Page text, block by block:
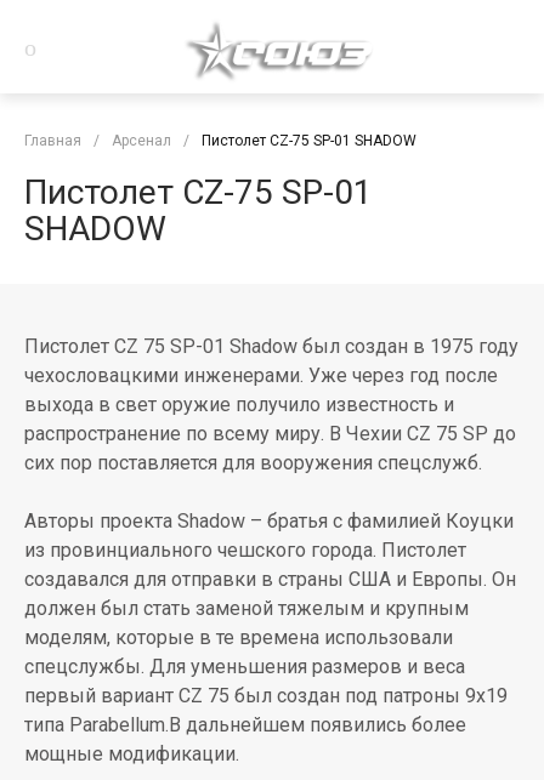
Главная / Арсенал / Пистолет CZ-75 SP-01 SHADOW
Пистолет CZ-75 SP-01
SHADOW
Пистолет СZ 75 SP-01 Shadow был создан в 1975 году
чехословацкими инженерами. Уже через год после
выхода в свет оружие получило известность и
распространение по всему миру. В Чехии CZ 75 SP до
сих пор поставляется для вооружения спецслужб.
Авторы проекта Shadow – братья с фамилией Коуцки
из провинциального чешского города. Пистолет
создавался для отправки в страны США и Европы. Он
должен был стать заменой тяжелым и крупным
моделям, которые в те времена использовали
спецслужбы. Для уменьшения размеров и веса
первый вариант СZ 75 был создан под патроны 9х19
типа Parabellum.В дальнейшем появились более
мощные модификации.